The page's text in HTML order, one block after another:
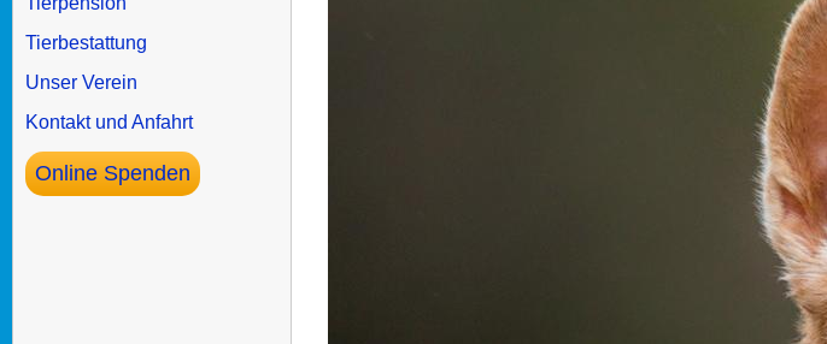
Tierbestattung
Unser Verein
Kontakt und Anfahrt
Online Spenden